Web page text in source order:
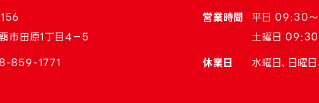
市田原1丁目4−5
859-1771
営業時間 平日 09:30
土曜日
休業日
水曜日、日曜日